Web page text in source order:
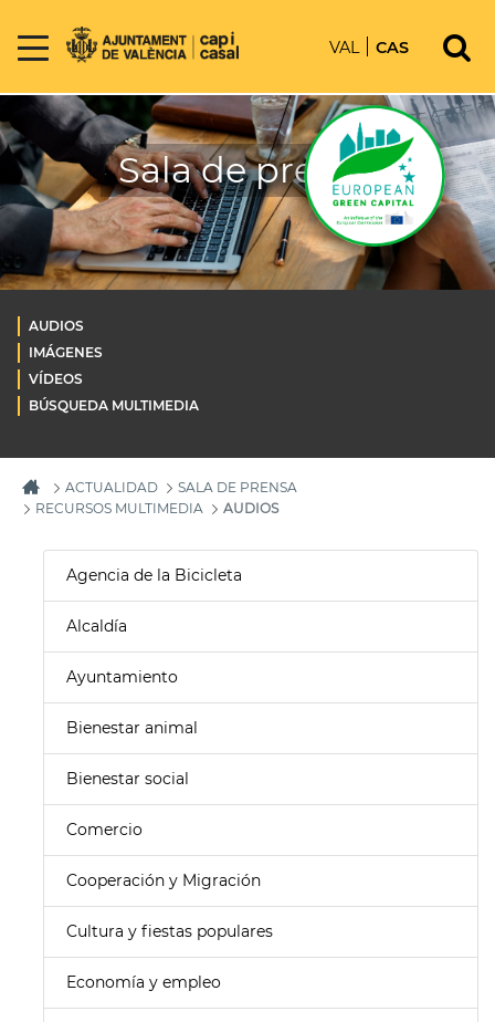
VAL CAS
Sala de prensa
AUDIOS
IMÁGENES
VÍDEOS
BÚSQUEDA MULTIMEDIA
ACTUALIDAD
SALA DE PRENSA
RECURSOS MULTIMEDIA
AUDIOS
Agencia de la Bicicleta
Alcaldía
Ayuntamiento
Bienestar animal
Bienestar social
Comercio
Cooperación y Migración
Cultura y fiestas populares
Economía y empleo